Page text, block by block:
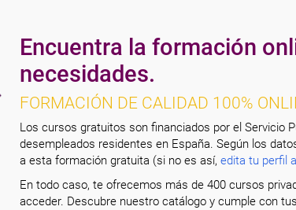
Encuentra la formación
necesidades.
FORMACIÓN DE CALIDAD 100%
Los cursos gratuitos son financiados por el Servicio
desempleados residentes en España. Según los
a esta formación gratuita (si no es así, edita tu perfil
En todo caso, te ofrecemos más de 400 cursos
acceder. Descubre nuestro catálogo y cumple con